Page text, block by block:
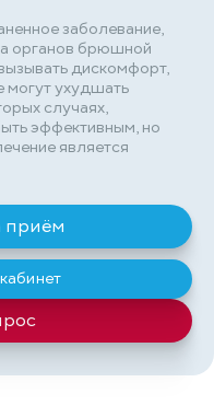
заболевание,
органов брюшной
дискомфорт,
могут ухудшать
случаях,
эффективным, но
является
приём